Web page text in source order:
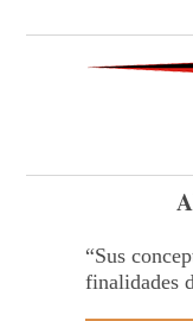
“Sus
finalidades